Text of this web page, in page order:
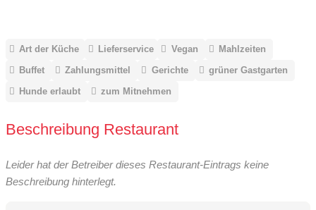
Art der Küche Lieferservice Vegan
Mahlzeiten
Buffet
Zahlungsmittel Gerichte
grüner Gastgarten
Hunde erlaubt
zum Mitnehmen
Beschreibung Restaurant
Leider hat der Betreiber dieses Restaurant-Eintrags keine
Beschreibung hinterlegt.